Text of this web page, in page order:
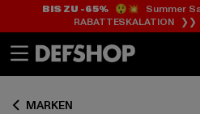
BIS ZU -65%😲💥 Summer
RABATTESKALATION ❯❯
MARKEN